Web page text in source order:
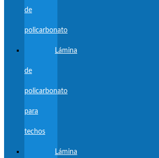
de
policarbonato
Lámina
de
policarbonato
para
techos
Lámina